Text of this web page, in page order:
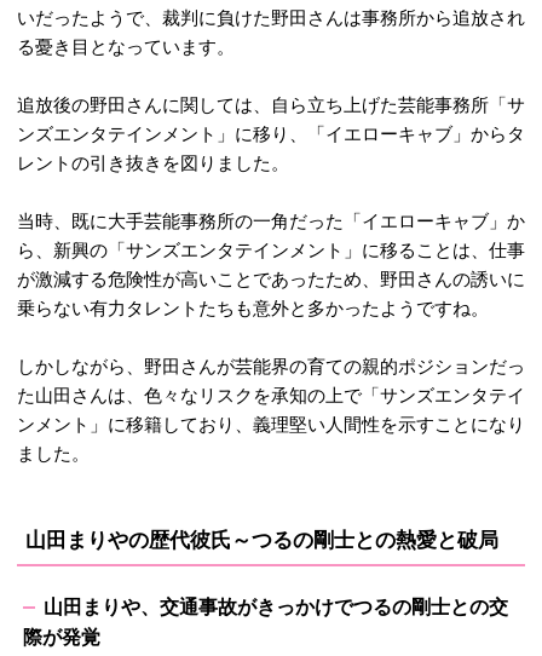
いだったようで、裁判に負けた野田さんは事務所から追放され
る憂き目となっています。
追放後の野田さんに関しては、自ら立ち上げた芸能事務所「サ
ンズエンタテインメント」に移り、「イエローキャブ」からタ
レントの引き抜きを図りました。
当時、既に大手芸能事務所の一角だった「イエローキャブ」か
ら、新興の「サンズエンタテインメント」に移ることは、仕事
が激減する危険性が高いことであったため、野田さんの誘いに
乗らない有力タレントたちも意外と多かったようですね。
しかしながら、野田さんが芸能界の育ての親的ポジションだっ
た山田さんは、色々なリスクを承知の上で「サンズエンタテイ
ンメント」に移籍しており、義理堅い人間性を示すことになり
ました。
山田まりやの歴代彼氏～つるの剛士との熱愛と破局
山田まりや、交通事故がきっかけでつるの剛士との交
際が発覚